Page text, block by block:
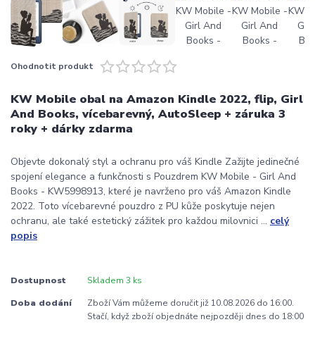
Ohodnotit produkt
KW Mobile obal na Amazon Kindle 2022, flip, Girl
And Books, vícebarevný, AutoSleep + záruka 3
roky + dárky zdarma
Objevte dokonalý styl a ochranu pro váš Kindle Zažijte jedinečné
spojení elegance a funkčnosti s Pouzdrem KW Mobile - Girl And
Books - KW5998913, které je navrženo pro váš Amazon Kindle
2022. Toto vícebarevné pouzdro z PU kůže poskytuje nejen
ochranu, ale také estetický zážitek pro každou milovnici ... celý
popis
Dostupnost Skladem 3 ks
Doba dodání
Zboží Vám můžeme doručit již 10.08.2026 do 16:00.
Stačí, když zboží objednáte nejpozději dnes do 18:00